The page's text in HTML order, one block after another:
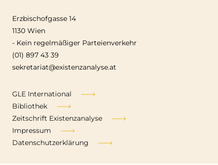
Erzbischofgasse 14
1130 Wien
- Kein regelmäßiger Parteienverkehr
(01) 897 43 39
sekretariat@existenzanalyse.at
GLE International
Bibliothek
Zeitschrift Existenzanalyse
Impressum
Datenschutzerklärung